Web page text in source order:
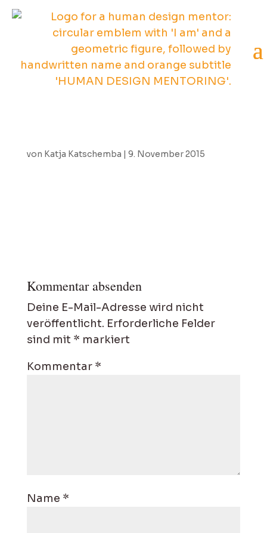
von Katja Katschemba | 9. November 2015
Kommentar absenden
Deine E-Mail-Adresse wird nicht
veröffentlicht. Erforderliche Felder
sind mit * markiert
Kommentar *
Name *